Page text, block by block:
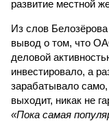
развитие местной
Из слов
вывод о том, что
деловой
инвестировало, а
зарабатывало
выходит, никак не
«Пока самая